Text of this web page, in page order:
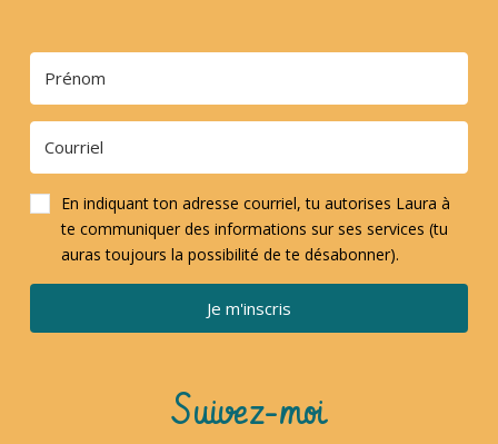
En indiquant ton adresse courriel, tu autorises Laura à
te communiquer des informations sur ses services (tu
auras toujours la possibilité de te désabonner).
Je m'inscris
Suivez-moi